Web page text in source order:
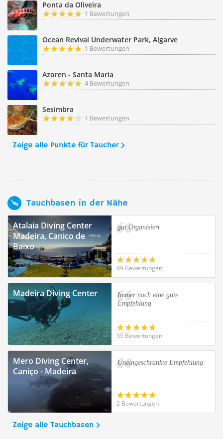
Ponta da Oliveira
1 Bewertungen
Ocean Revival Underwater Park, Algarve
1 Bewertungen
Azoren - Santa Maria
4 Bewertungen
Sesimbra
1 Bewertungen
Zeige alle Punkte für Taucher
Tauchbasen in der Nähe
Atalaia Diving Center
Madeira, Canico de
Baixo
gut Organisiert
89 Bewertungen
Madeira Diving Center
Immer noch eine gute
Empfehlung
35 Bewertungen
Mero Diving Center,
Caniço - Madeira
Uneingeschränkte Empfehlung
2 Bewertungen
Zeige alle Tauchbasen